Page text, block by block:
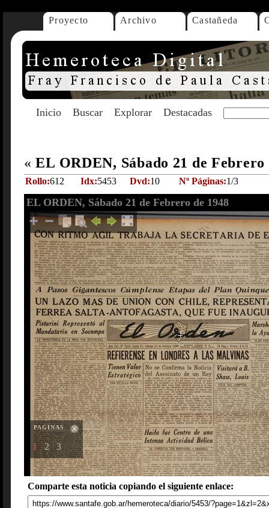
Proyecto Archivo Castañeda
Inicio Buscar Explorar Destacadas
« EL ORDEN, Sábado 21 de
Rollo:612 Idx:5453 Dvd:10 Nº Páginas:1/3
EL ORDEN, Sábado 21 de Febrero de 1948
PAGINAS
1 2 3
Comparte esta noticia copiando el siguiente enlace: